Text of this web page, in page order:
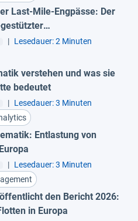
Last-Mile-Engpässe: Der
gestützter
| Lesedauer: 2 Minuten
verstehen und was sie
bedeutet
| Lesedauer: 3 Minuten
Entlastung von
| Lesedauer: 3 Minuten
den Bericht 2026:
in Europa